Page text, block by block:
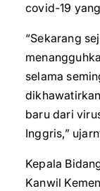
covid-19
“Sekarang
selama
baru dari
Inggris,”
Kepala
Kanwil